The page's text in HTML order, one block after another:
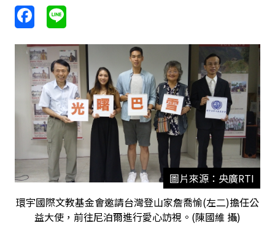
圖片來源：央廣RTI
環宇國際文教基金會邀請台灣登山家詹喬愉(左二)擔任公
益大使，前往尼泊爾進行愛心訪視。(陳國維 攝)